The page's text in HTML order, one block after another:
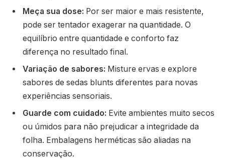
Meça sua dose: Por ser maior e mais resistente,
pode ser tentador exagerar na quantidade. O
equilíbrio entre quantidade e conforto faz
diferença no resultado final.
Variação de sabores: Misture ervas e explore
sabores de sedas blunts diferentes para novas
experiências sensoriais.
Guarde com cuidado: Evite ambientes muito secos
ou úmidos para não prejudicar a integridade da
folha. Embalagens herméticas são aliadas na
conservação.